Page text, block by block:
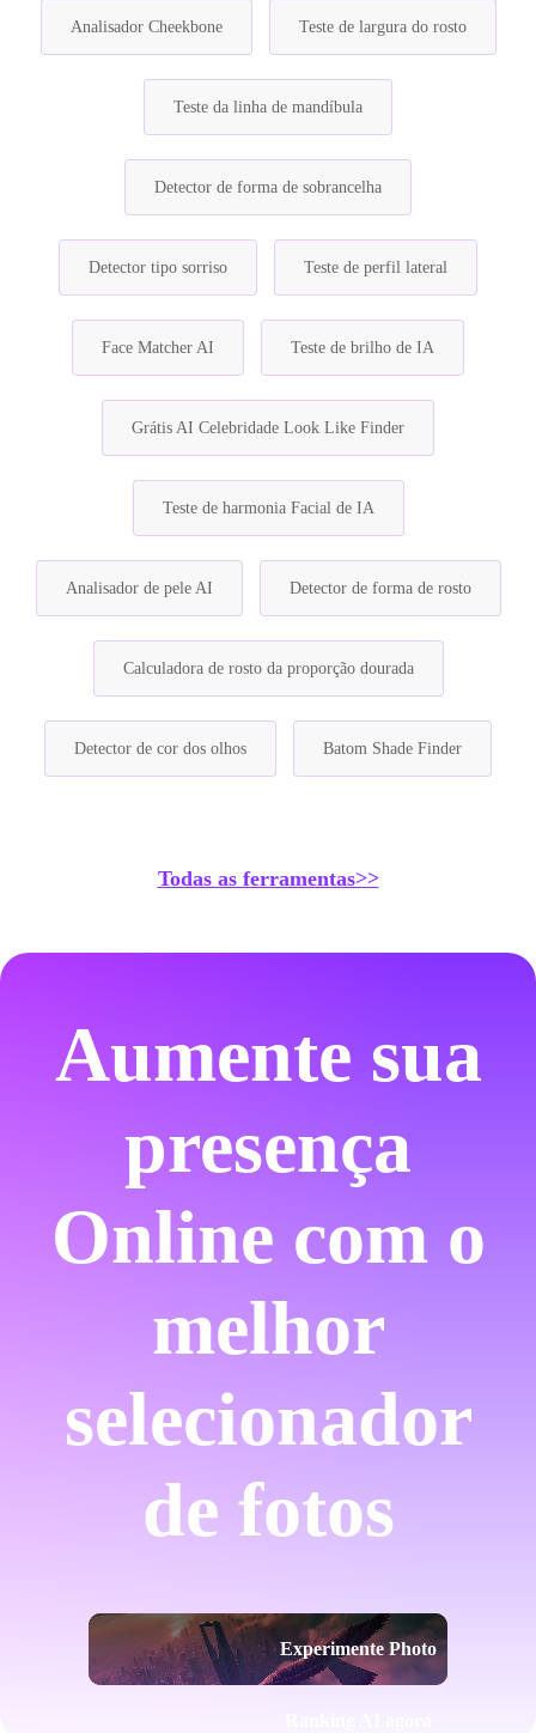
Analisador Cheekbone Teste de largura do rosto
Teste da linha de mandíbula
Detector de forma de sobrancelha
Detector tipo sorriso Teste de perfil lateral
Face Matcher AI Teste de brilho de IA
Grátis AI Celebridade Look Like Finder
Teste de harmonia Facial de IA
Analisador de pele AI Detector de forma de rosto
Calculadora de rosto da proporção dourada
Detector de cor dos olhos Batom Shade Finder
Todas as ferramentas>>
Aumente sua
presença
Online com o
melhor
selecionador
de fotos
Experimente Photo